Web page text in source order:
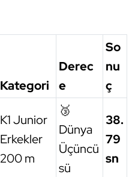
Kategori
Derec
e
So
nu
ç
K1 Junior
Erkekler
200 m
🥉
Dünya
Üçüncü
sü
38.
79
sn